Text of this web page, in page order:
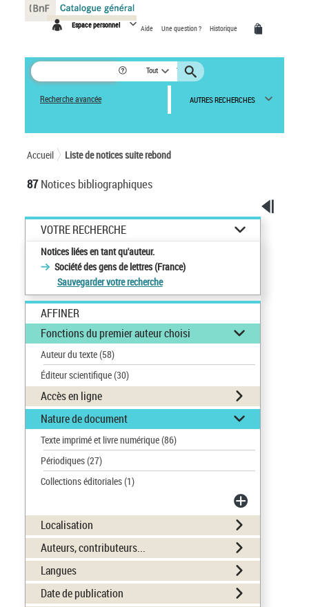
Espace personnel Aide Une question ? Historique
Tout
Recherche avancée AUTRES RECHERCHES
Accueil Liste de notices suite rebond
87Notices bibliographiques
VOTRE RECHERCHE
Notices liées en tant qu'auteur.
Société des gens de lettres (France)
Sauvegarder votre recherche
AFFINER
Fonctions du premier auteur choisi
Auteur du texte(58)
Éditeur scientifique(30)
Accès en ligne
Nature de document
Texte imprimé et livre numérique(86)
Périodiques(27)
Collections éditoriales(1)
Localisation
Auteurs, contributeurs...
Langues
Date de publication
Panneau de gestion des cookies